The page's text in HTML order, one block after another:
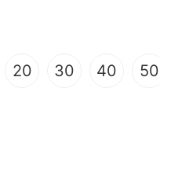
20 30 40 50